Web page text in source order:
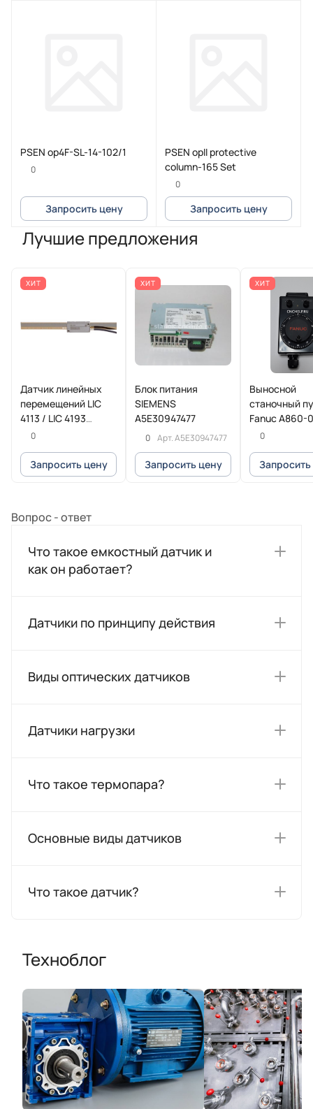
PSEN op4F-SL-14-102/1
0
Запросить цену
PSEN opII protective
column-165 Set
0
Запросить цену
Лучшие предложения
ХИТ
Датчик линейных
перемещений LIC
4113 / LIC 4193
HEIDENHAIN
0
Запросить цену
ХИТ
Блок питания
SIEMENS
A5E30947477
0 Арт.A5E30947477
Запросить цену
ХИТ
Выносной
станочный
Fanuc A860-
T013
0
Вопрос - ответ
Что такое емкостный датчик и
как он работает?
Датчики по принципу действия
Виды оптических датчиков
Датчики нагрузки
Что такое термопара?
Основные виды датчиков
Что такое датчик?
Техноблог